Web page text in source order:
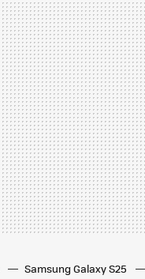
Samsung Galaxy S25